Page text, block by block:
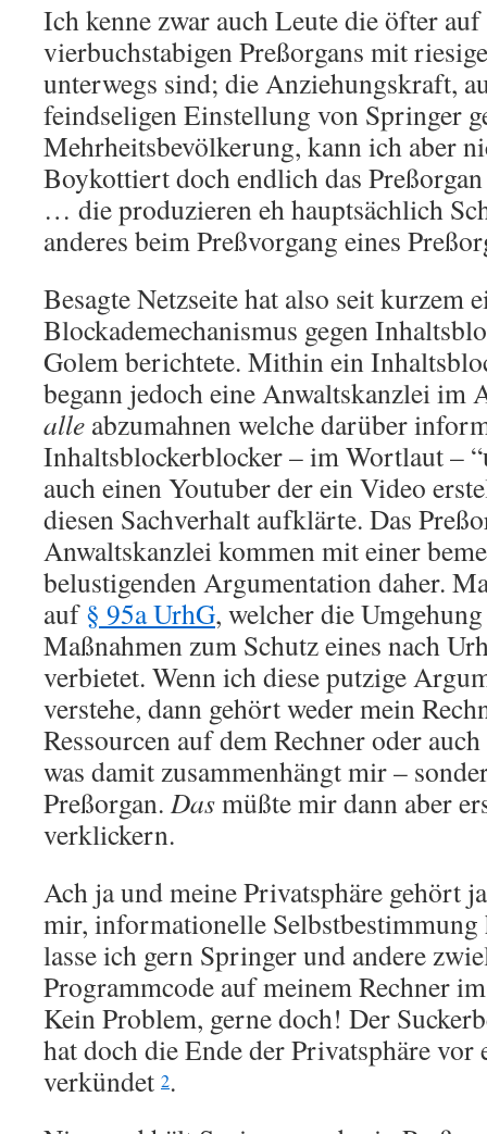
Ich kenne zwar auch Leute die öfter auf
vierbuchstabigen Preßorgans mit
unterwegs sind; die Anziehungskraft,
feindseligen Einstellung von Springer
Mehrheitsbevölkerung, kann ich aber
Boykottiert doch endlich das
… die produzieren eh hauptsächlich
anderes beim Preßvorgang eines
Besagte Netzseite hat also seit kurzem
Blockademechanismus gegen
Golem berichtete. Mithin ein
begann jedoch eine Anwaltskanzlei im
alle abzumahnen welche darüber
Inhaltsblockerblocker – im Wortlaut –
auch einen Youtuber der ein Video
diesen Sachverhalt aufklärte. Das
Anwaltskanzlei kommen mit einer
belustigenden Argumentation daher.
auf§ 95a UrhG, welcher die
Maßnahmen zum Schutz eines nach
verbietet. Wenn ich diese putzige
verstehe, dann gehört weder mein
Ressourcen auf dem Rechner oder
was damit zusammenhängt mir –
Preßorgan. Dasmüßte mir dann aber
verklickern.
Ach ja und meine Privatsphäre gehört
mir, informationelle
lasse ich gern Springer und andere
Programmcode auf meinem Rechner
Kein Problem, gerne doch! Der
hat doch die Ende der Privatsphäre vor
verkündet 2.